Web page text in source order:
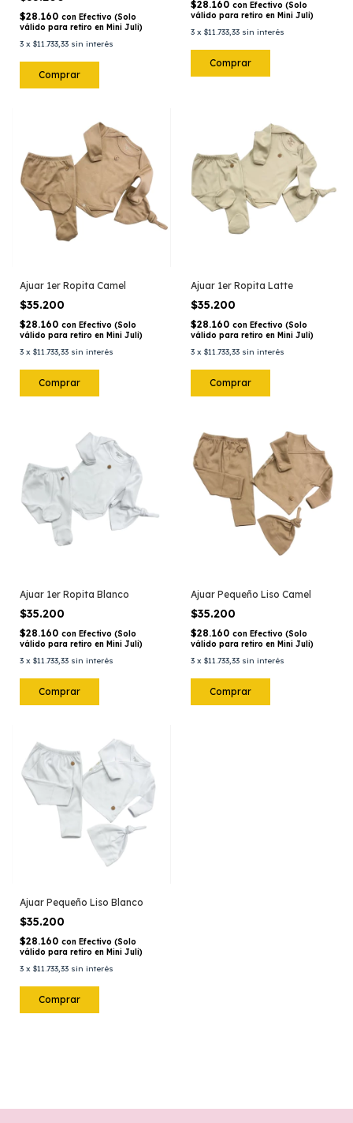
$28.160 con Efectivo (Solo
válido para retiro en Mini Juli)
3 x $11.733,33 sin interés
Comprar
$28.160 con Efectivo (Solo
válido para retiro en Mini Juli)
3 x $11.733,33 sin interés
Comprar
Ajuar 1er Ropita Camel
$35.200
$28.160 con Efectivo (Solo
válido para retiro en Mini Juli)
3 x $11.733,33 sin interés
Comprar
Ajuar 1er Ropita Latte
$35.200
$28.160 con Efectivo (Solo
válido para retiro en Mini Juli)
3 x $11.733,33 sin interés
Comprar
Ajuar 1er Ropita Blanco
$35.200
$28.160 con Efectivo (Solo
válido para retiro en Mini Juli)
3 x $11.733,33 sin interés
Comprar
Ajuar Pequeño Liso Camel
$35.200
$28.160 con Efectivo (Solo
válido para retiro en Mini Juli)
3 x $11.733,33 sin interés
Comprar
Ajuar Pequeño Liso Blanco
$35.200
$28.160 con Efectivo (Solo
válido para retiro en Mini Juli)
3 x $11.733,33 sin interés
Comprar